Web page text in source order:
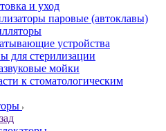
и уход
паровые (автоклавы)
устройства
для стерилизации
мойки
к стоматологическим